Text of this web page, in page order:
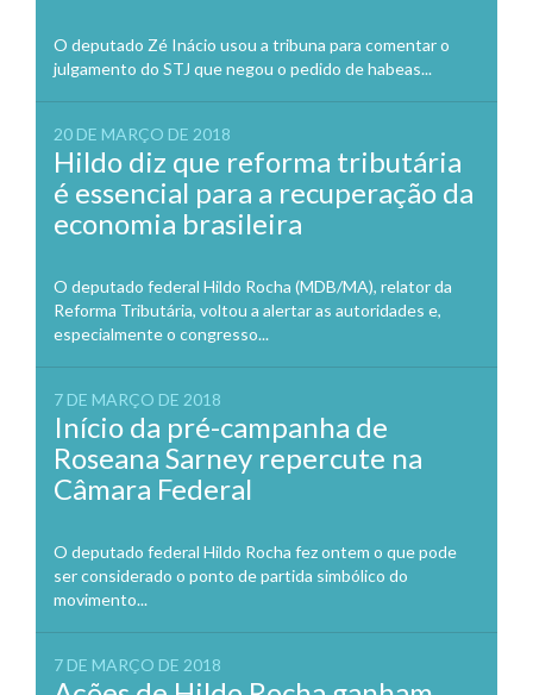
O deputado Zé Inácio usou a tribuna para comentar o
julgamento do STJ que negou o pedido de habeas...
20 DE MARÇO DE 2018
Hildo diz que reforma tributária
é essencial para a recuperação da
economia brasileira
O deputado federal Hildo Rocha (MDB/MA), relator da
Reforma Tributária, voltou a alertar as autoridades e,
especialmente o congresso...
7 DE MARÇO DE 2018
Início da pré-campanha de
Roseana Sarney repercute na
Câmara Federal
O deputado federal Hildo Rocha fez ontem o que pode
ser considerado o ponto de partida simbólico do
movimento...
7 DE MARÇO DE 2018